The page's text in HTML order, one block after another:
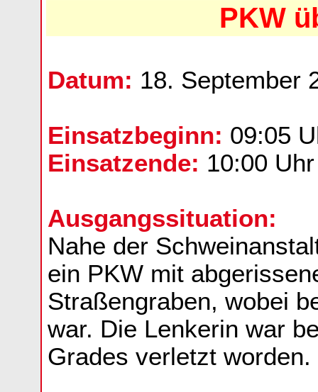
PKW
Datum: 18. September
Einsatzbeginn: 09:05
Einsatzende: 10:00 Uhr
Ausgangssituation:
Nahe der
ein PKW mit
Straßengraben, wobei
war. Die Lenkerin war
Grades verletzt worden.